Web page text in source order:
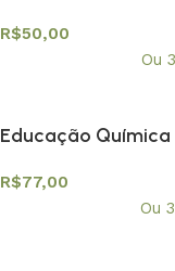
R$50,00
Ou
Educação
R$77,00
Ou